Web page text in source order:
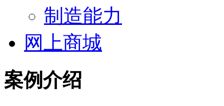
制造能力
网上商城
案例介绍